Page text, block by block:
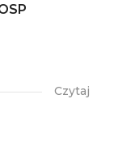
Czytaj